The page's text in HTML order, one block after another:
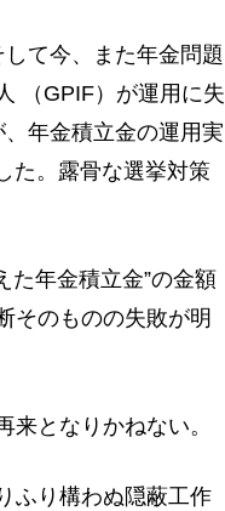
て今、また年金問題
（GPIF）が運用に失
年金積立金の運用実
た。露骨な選挙対策
た年金積立金”の金額
そのものの失敗が明
となりかねない。
ふり構わぬ隠蔽工作